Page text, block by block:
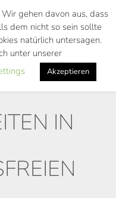
IN
gehen davon aus, dass
dem nicht so sein sollte
natürlich untersagen.
unter unserer
Akzeptieren